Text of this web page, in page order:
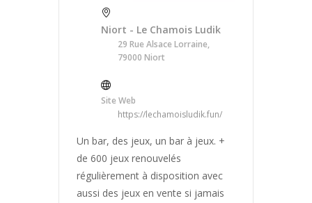
Niort - Le Chamois Ludik
29 Rue Alsace Lorraine,
79000 Niort
Site Web
https://lechamoisludik.fun/
Un bar, des jeux, un bar à jeux. +
de 600 jeux renouvelés
régulièrement à disposition avec
aussi des jeux en vente si jamais